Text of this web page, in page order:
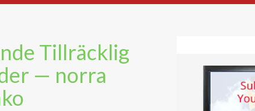
Tillräcklig
— norra